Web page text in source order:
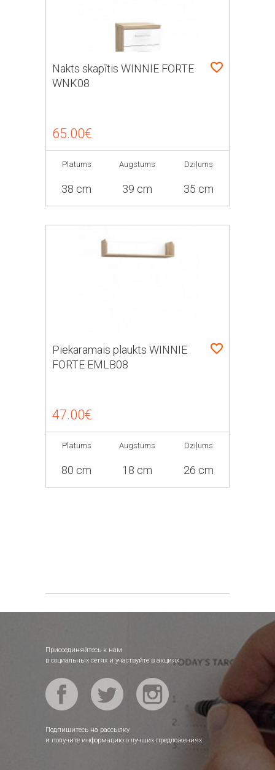
Nakts skapītis WINNIE FORTE
WNK08
65.00€
Platums
38 cm
Augstums
39 cm
Dziļums
35 cm
Piekaramais plaukts WINNIE
FORTE EMLB08
47.00€
Platums
80 cm
Augstums
18 cm
Dziļums
26 cm
Присоединяйтесь к нам
в социальных сетях и участвуйте в акциях
Подпишитесь на рассылку
и получите информацию о лучших предложениях